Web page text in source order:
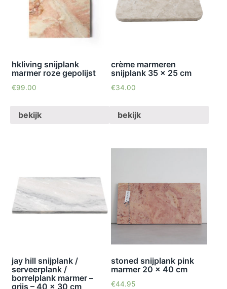
hkliving snijplank
marmer roze gepolijst
€99.00
bekijk
crème marmeren
snijplank 35 x 25 cm
€34.00
bekijk
jay hill snijplank /
serveerplank /
borrelplank marmer –
grijs – 40 x 30 cm
stoned snijplank pink
marmer 20 x 40 cm
€44.95